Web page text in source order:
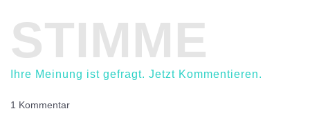
STIMME
Ihre Meinung ist gefragt. Jetzt Kommentieren.
1 Kommentar